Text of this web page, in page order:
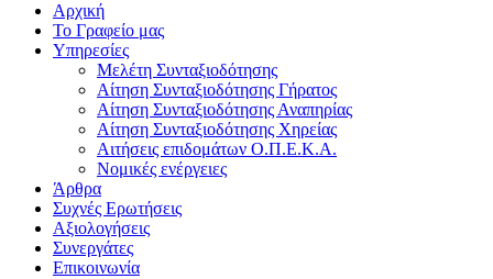
Αρχική
Το Γραφείο μας
Υπηρεσίες
Μελέτη Συνταξιοδότησης
Αίτηση Συνταξιοδότησης Γήρατος
Αίτηση Συνταξιοδότησης Αναπηρίας
Αίτηση Συνταξιοδότησης Χηρείας
Αιτήσεις επιδομάτων Ο.Π.Ε.Κ.Α.
Νομικές ενέργειες
Άρθρα
Συχνές Ερωτήσεις
Αξιολογήσεις
Συνεργάτες
Επικοινωνία